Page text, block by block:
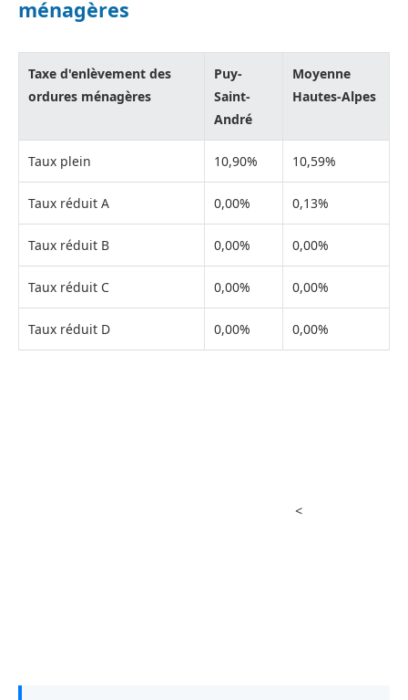
ménagères
Taxe d'enlèvement des
ordures ménagères
Puy-
Saint-
André
Moyenne
Hautes-Alpes
Taux plein 10,90% 10,59%
Taux réduit A 0,00% 0,13%
Taux réduit B 0,00% 0,00%
Taux réduit C 0,00% 0,00%
Taux réduit D 0,00% 0,00%
<